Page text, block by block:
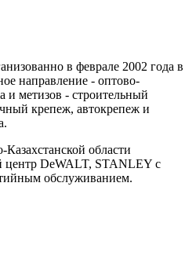
в феврале 2002 года в
направление - оптово-
и метизов - строительный
крепеж, автокрепеж и
области
центр DeWALT, STANLEY с
обслуживанием.